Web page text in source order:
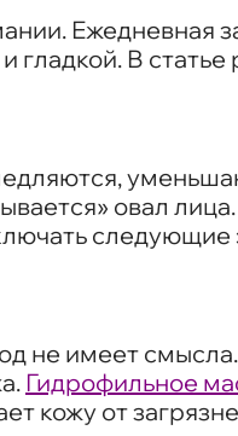
Ежедневная
В
овал
следующие
не имеет
Гидрофильное
кожу от